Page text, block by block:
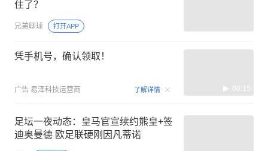
住了？
兄弟聊球 打开APP
凭手机号，确认领取！
广告 易泽科技运营商 了解详情 00:15
足坛一夜动态：皇马官宣续约熊皇+签
迪奥曼德 欧足联硬刚因凡蒂诺